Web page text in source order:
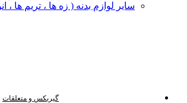
سایر لوازم بدنه ( زه ها ، تریم ها
گیربکس و متعلقات